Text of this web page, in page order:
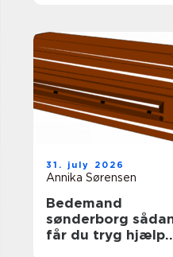
31. july 2026
Annika Sørensen
Bedemand
sønderborg sådan
får du tryg hjælp i